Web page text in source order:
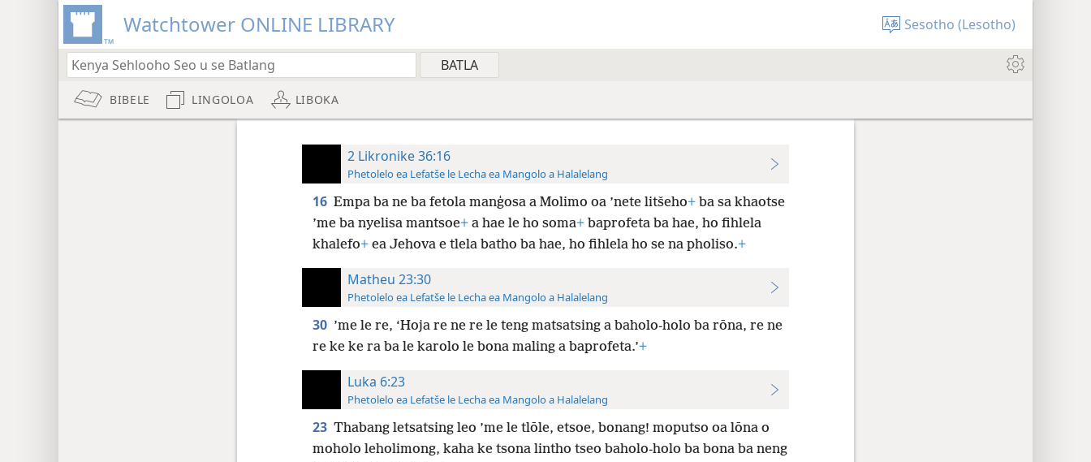
Watchtower ONLINE LIBRARY Sesotho (Lesotho)
BIBELE LINGOLOA LIBOKA
2 Likronike 36:16
Phetolelo ea Lefatše le Lecha ea Mangolo a Halalelang
16 Empa ba ne ba fetola manģosa a Molimo oa ’nete litšeho+ba sa khaotse
’me ba nyelisa mantsoe+a hae le ho soma+baprofeta ba hae, ho fihlela
khalefo+ea Jehova e tlela batho ba hae, ho fihlela ho se na pholiso.+
Matheu 23:30
Phetolelo ea Lefatše le Lecha ea Mangolo a Halalelang
30 ’me le re, ‘Hoja re ne re le teng matsatsing a baholo-holo ba rōna, re ne
re ke ke ra ba le karolo le bona maling a baprofeta.’+
Luka 6:23
Phetolelo ea Lefatše le Lecha ea Mangolo a Halalelang
23 Thabang letsatsing leo ’me le tlōle, etsoe, bonang! moputso oa lōna o
moholo leholimong, kaha ke tsona lintho tseo baholo-holo ba bona ba neng